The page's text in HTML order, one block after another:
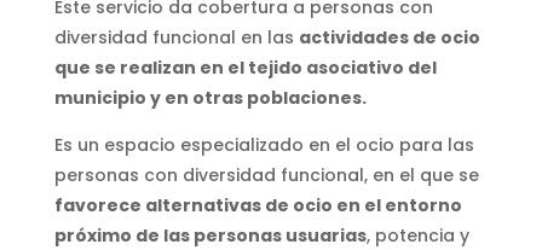
Este servicio da cobertura a personas con
diversidad funcional en las actividades de ocio
que se realizan en el tejido asociativo del
municipio y en otras poblaciones.
Es un espacio especializado en el ocio para las
personas con diversidad funcional, en el que se
favorece alternativas de ocio en el entorno
próximo de las personas usuarias, potencia y